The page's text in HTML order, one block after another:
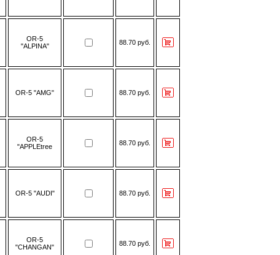
OR-5
"ALPINA"
88.70 руб.
OR-5 "AMG" 88.70 руб.
OR-5
"APPLEtree
88.70 руб.
OR-5 "AUDI" 88.70 руб.
OR-5
"CHANGAN"
88.70 руб.